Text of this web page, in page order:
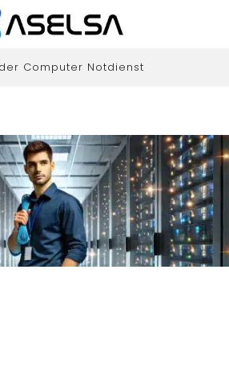
Computer Notdienst